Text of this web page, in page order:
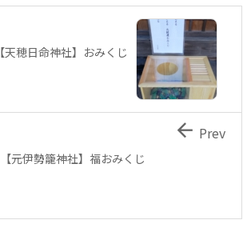
【天穂日命神社】おみくじ
【元伊勢籠神社】福おみくじ
 Prev